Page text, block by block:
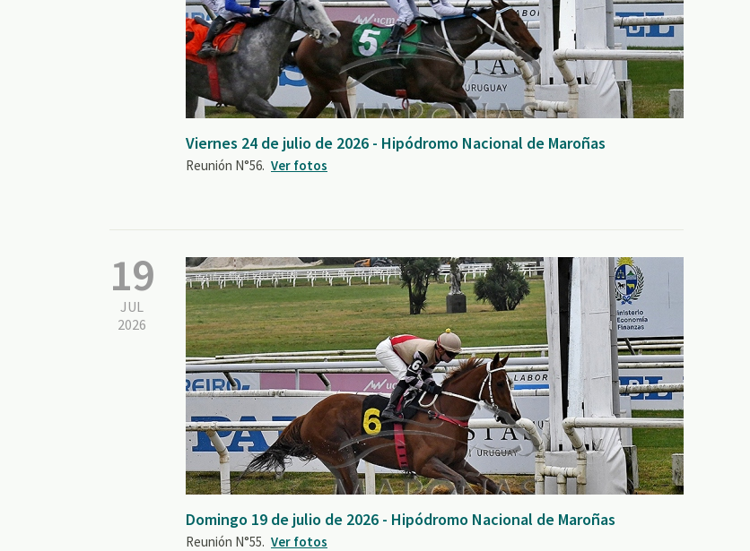
Viernes 24 de julio de 2026 - Hipódromo Nacional de Maroñas
Reunión N°56. Ver fotos
19
JUL
2026
Domingo 19 de julio de 2026 - Hipódromo Nacional de Maroñas
Reunión N°55. Ver fotos